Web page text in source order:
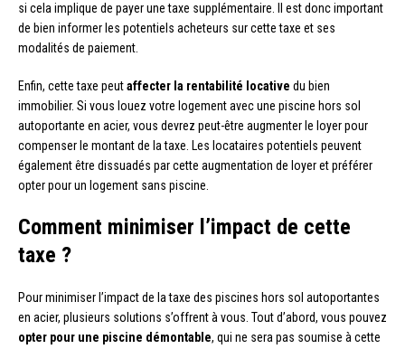
si cela implique de payer une taxe supplémentaire. Il est donc important
de bien informer les potentiels acheteurs sur cette taxe et ses
modalités de paiement.
Enfin, cette taxe peutaffecter la rentabilité locative du bien
immobilier. Si vous louez votre logement avec une piscine hors sol
autoportante en acier, vous devrez peut-être augmenter le loyer pour
compenser le montant de la taxe. Les locataires potentiels peuvent
également être dissuadés par cette augmentation de loyer et préférer
opter pour un logement sans piscine.
Comment minimiser l’impact de cette
taxe ?
Pour minimiser l’impact de la taxe des piscines hors sol autoportantes
en acier, plusieurs solutions s’offrent à vous. Tout d’abord, vous pouvez
opter pour une piscine démontable, qui ne sera pas soumise à cette